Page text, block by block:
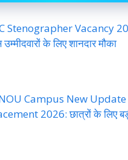
Stenographer Vacancy
उम्मीदवारों के लिए शानदार मौका
Campus New Update
2026: छात्रों के लिए